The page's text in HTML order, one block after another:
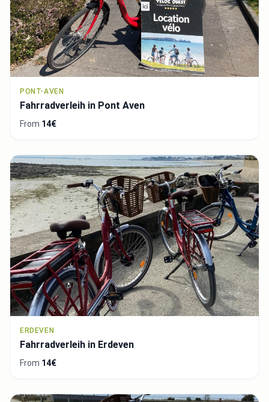
PONT-AVEN
Fahrradverleih in Pont Aven
From 14€
ERDEVEN
Fahrradverleih in Erdeven
From 14€